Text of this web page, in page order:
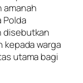
amanah
Polda
disebutkan
warga
utama bagi